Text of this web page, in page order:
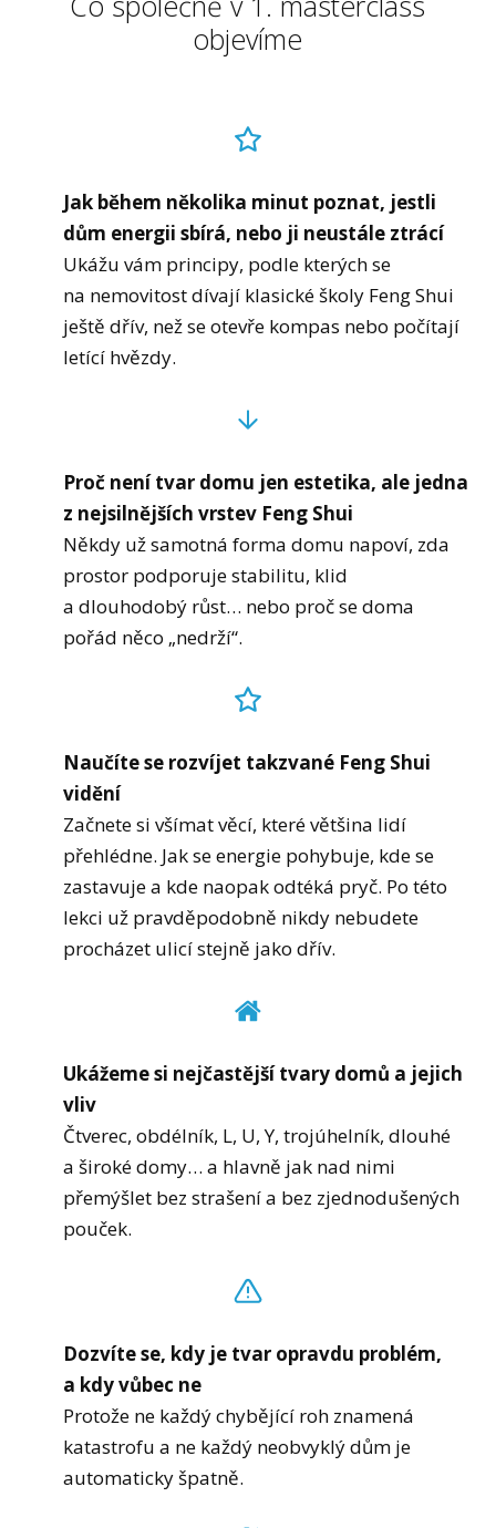
objevíme
Jak během několika minut poznat, jestli
dům energii sbírá, nebo ji neustále ztrácí
Ukážu vám principy, podle kterých se
na nemovitost dívají klasické školy Feng Shui
ještě dřív, než se otevře kompas nebo počítají
letící hvězdy.
Proč není tvar domu jen estetika, ale jedna
z nejsilnějších vrstev Feng Shui
Někdy už samotná forma domu napoví, zda
prostor podporuje stabilitu, klid
a dlouhodobý růst… nebo proč se doma
pořád něco „nedrží“.
Naučíte se rozvíjet takzvané Feng Shui
vidění
Začnete si všímat věcí, které většina lidí
přehlédne. Jak se energie pohybuje, kde se
zastavuje a kde naopak odtéká pryč. Po této
lekci už pravděpodobně nikdy nebudete
procházet ulicí stejně jako dřív.
Ukážeme si nejčastější tvary domů a jejich
vliv
Čtverec, obdélník, L, U, Y, trojúhelník, dlouhé
a široké domy… a hlavně jak nad nimi
přemýšlet bez strašení a bez zjednodušených
pouček.
Dozvíte se, kdy je tvar opravdu problém,
a kdy vůbec ne
Protože ne každý chybějící roh znamená
katastrofu a ne každý neobvyklý dům je
automaticky špatně.